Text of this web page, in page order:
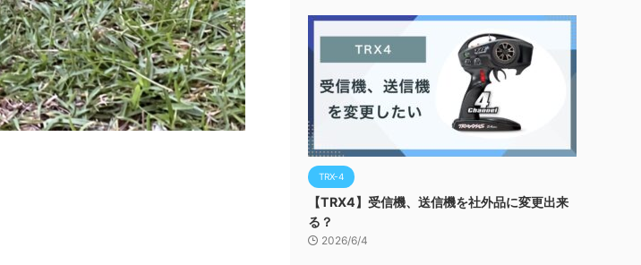
TRX-4
【TRX4】受信機、送信機を社外品に変更出来
る？
2026/6/4